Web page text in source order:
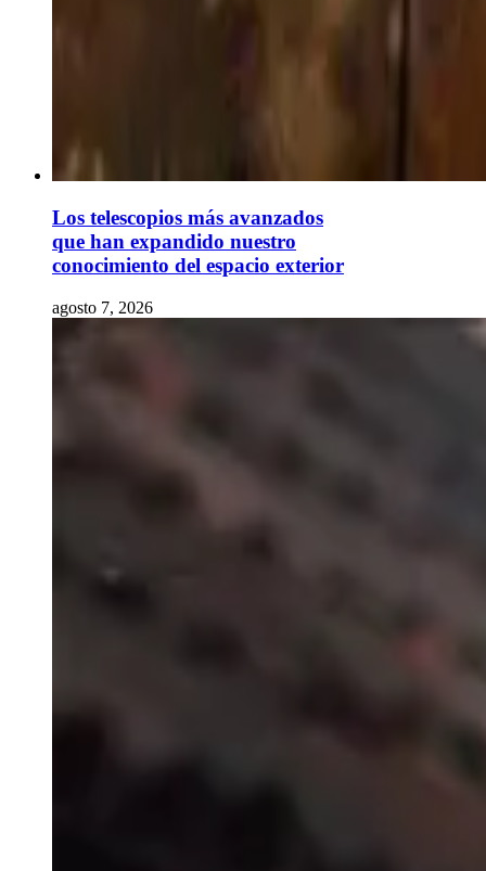
Los telescopios más avanzados
que han expandido nuestro
conocimiento del espacio exterior
agosto 7, 2026